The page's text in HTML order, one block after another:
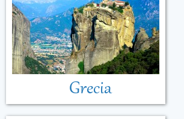
Grecia